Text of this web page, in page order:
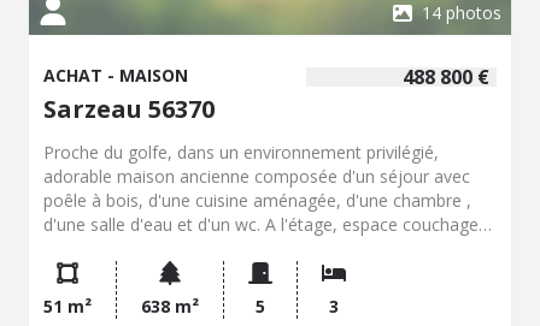
14 photos
488 800 €
ACHAT - MAISON
Sarzeau 56370
Proche du golfe, dans un environnement privilégié,
adorable maison ancienne composée d'un séjour avec
poêle à bois, d'une cuisine aménagée, d'une chambre ,
d'une salle d'eau et d'un wc. A l'étage, espace couchage
servir d'extension, ancien vestige d'une tour, terrasse,
stationnements et jardin sans vis a vis joliment paysagé.
51 m² 638 m² 5 3